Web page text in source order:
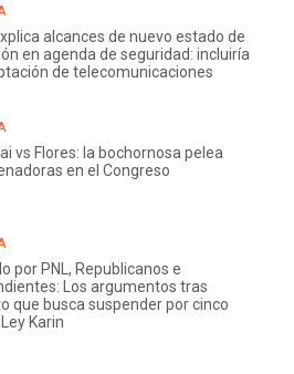
alcances de nuevo estado de
en agenda de seguridad: incluiría
de telecomunicaciones
vs Flores: la bochornosa pelea
en el Congreso
por PNL, Republicanos e
Los argumentos tras
que busca suspender por cinco
Karin